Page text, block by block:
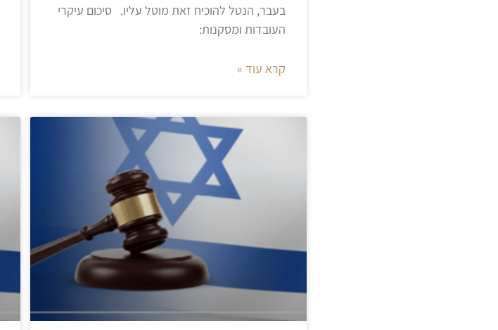
בעבר, הנטל להוכיח זאת מוטל עליו. סיכום עיקרי
העובדות ומסקנות:
קרא עוד »